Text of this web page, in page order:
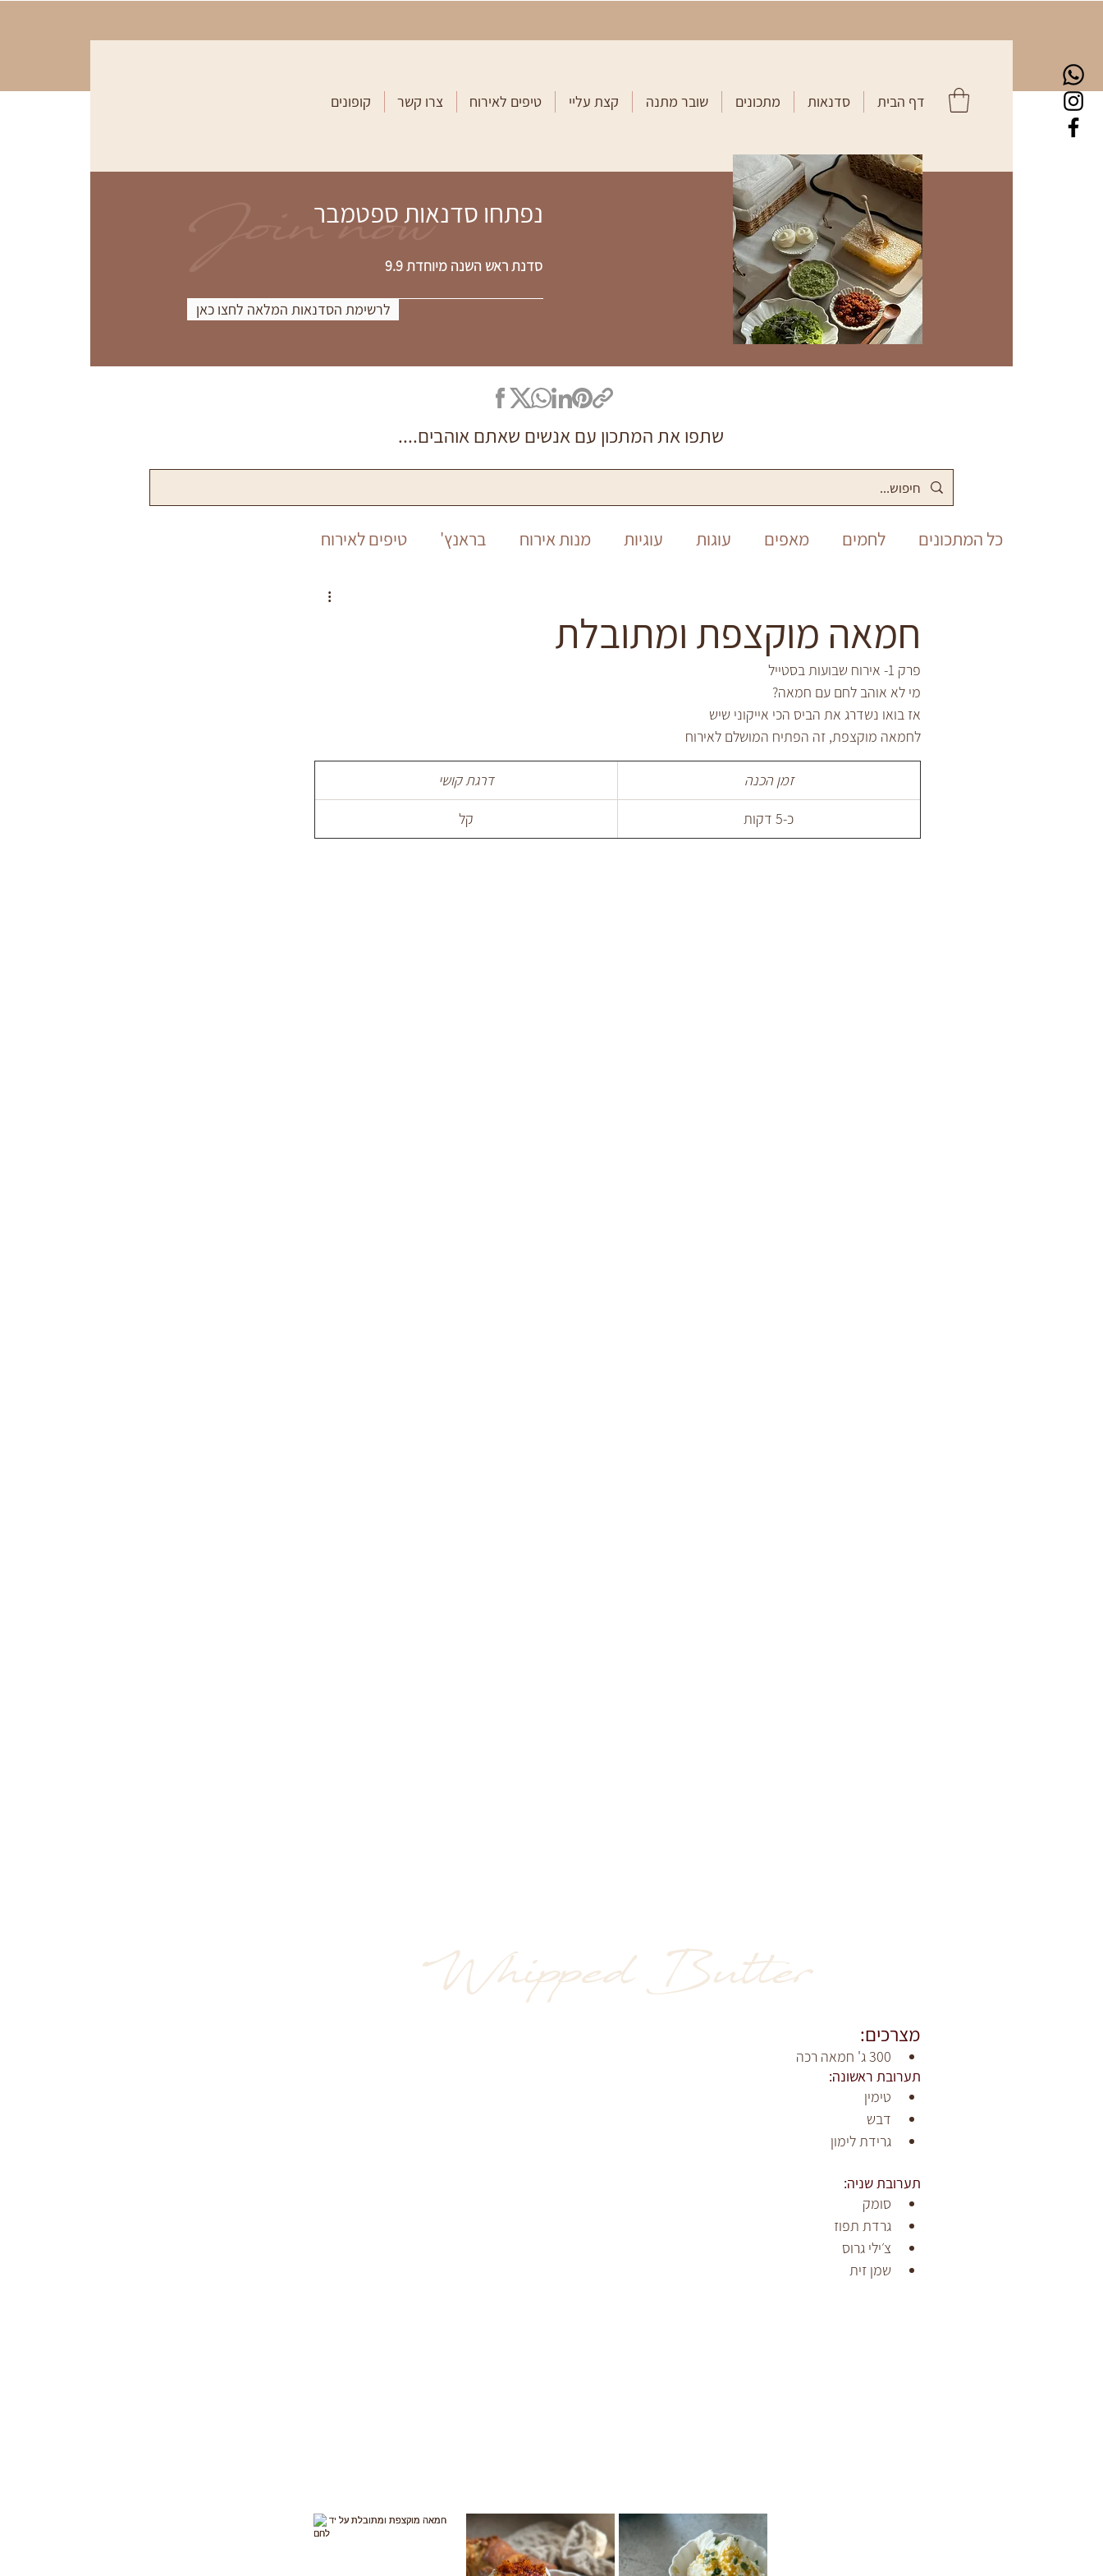
דף הבית סדנאות מתכונים שובר מתנה קצת עליי טיפים לאירוח צרו קשר קופונים
Join now
נפתחו סדנאות ספטמבר
סדנת ראש השנה מיוחדת 9.9
לרשימת הסדנאות המלאה לחצו כאן
שתפו את המתכון עם אנשים שאתם אוהבים....
כל המתכונים לחמים מאפים עוגות עוגיות מנות אירוח בראנץ' טיפים לאירוח
יום העצמאות שבועות
חמאה מוקצפת ומתובלת
פרק 1- אירוח שבועות בסטייל
מי לא אוהב לחם עם חמאה?
אז בואו נשדרג את הביס הכי אייקוני שיש
לחמאה מוקצפת, זה הפתיח המושלם לאירוח
זמן הכנה דרגת קושי
כ-5 דקות קל
Whipped Butter
מצרכים:
300 ג' חמאה רכה
תערובת ראשונה:
טימין
דבש
גרידת לימון
תערובת שניה:
סומק
גרדת תפוז
צ׳ילי גרוס
שמן זית